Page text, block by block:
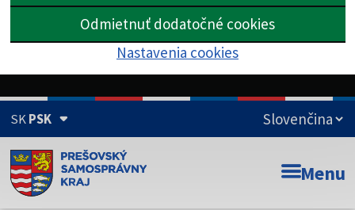
Odmietnuť dodatočné cookies
Nastavenia cookies
SKPSK
Doména psk.sk je oficiálna
Toto je oficiálna webová stránka Prešovského
Menu